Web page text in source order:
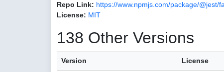
Repo Link: https://www.npmjs.com/package/@jest/
License: MIT
138 Other Versions
Version License